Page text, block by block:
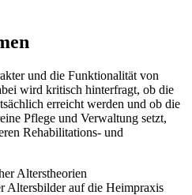
und die Funktionalität von
wird kritisch hinterfragt, ob die
erreicht werden und ob die
Pflege und Verwaltung setzt,
Rehabilitations- und
Alterstheorien
Altersbilder auf die Heimpraxis